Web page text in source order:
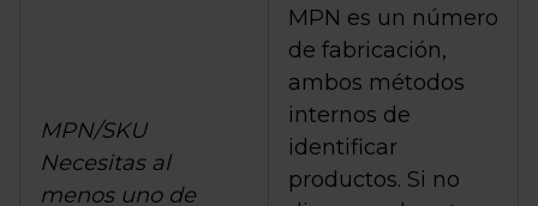
MPN/SKU
Necesitas al
menos uno de
MPN es un número
de fabricación,
ambos métodos
internos de
identificar
productos. Si no